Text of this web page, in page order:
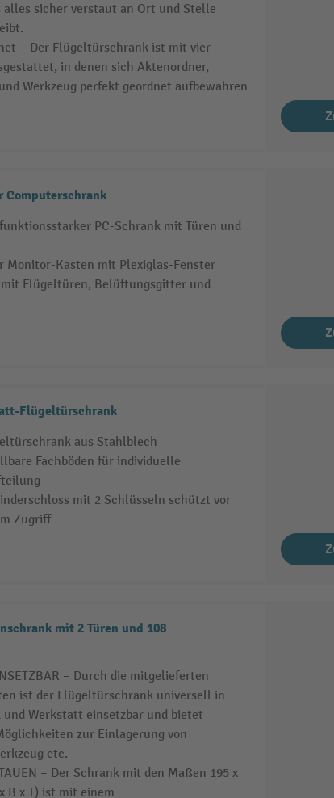
alles sicher verstaut an Ort und Stelle
– Der Flügeltürschrank ist mit vier
in denen sich Aktenordner,
Werkzeug perfekt geordnet aufbewahren
Computerschrank
PC-Schrank mit Türen und
Monitor-Kasten mit Plexiglas-Fenster
Flügeltüren, Belüftungsgitter und
Flügeltürschrank
aus Stahlblech
Fachböden für individuelle
mit 2 Schlüsseln schützt vor
Zugriff
mit 2 Türen und 108
– Durch die mitgelieferten
ist der Flügeltürschrank universell in
und Werkstatt einsetzbar und bietet
zur Einlagerung von
etc.
– Der Schrank mit den Maßen 195 x
B x T) ist mit einem